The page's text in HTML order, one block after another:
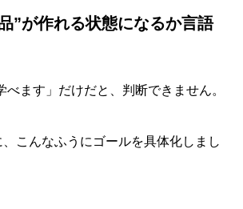
”が作れる状態になるか言語
べます」だけだと、判断できません。
こんなふうにゴールを具体化しまし